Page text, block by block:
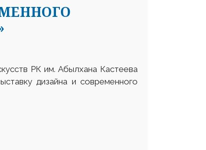
РК им. Абылхана Кастеева
дизайна и современного